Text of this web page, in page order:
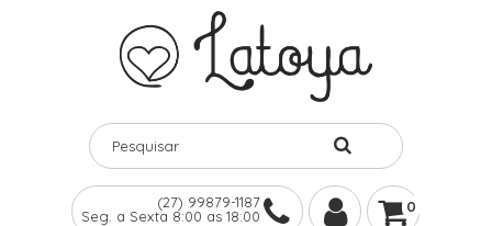
(27) 99879-1187
Seg. a Sexta 8:00 as 18:00
0